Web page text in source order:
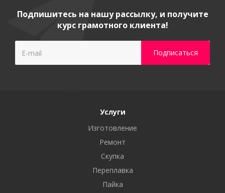
Подпишитесь на нашу рассылку, и получите
курс грамотного клиента!
Услуги
Изготовление
Ремонт
Скупка
Переплавка
Пайка